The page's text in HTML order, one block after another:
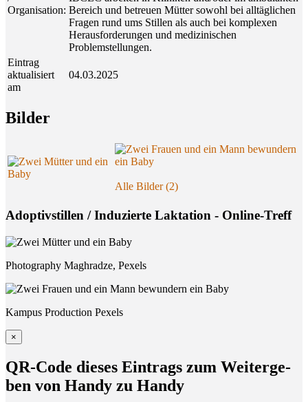
Organisation: Bereich und betreuen Mütter sowohl bei alltäglichen
Fragen rund ums Stillen als auch bei komplexen
Herausforderungen und medizinischen
Problemstellungen.
Eintrag
aktualisiert
am
04.03.2025
Bil­der
Alle Bilder (2)
Adoptivstillen / Induzierte Laktation - Online-Treff
Photography Maghradze, Pexels
Kampus Production Pexels
×
QR-Code die­ses Ein­trags zum Wei­ter­ge­
ben von Han­dy zu Handy